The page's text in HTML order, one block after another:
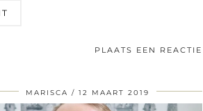
PLAATS EEN REACTIE
MARISCA 12 MAART 2019